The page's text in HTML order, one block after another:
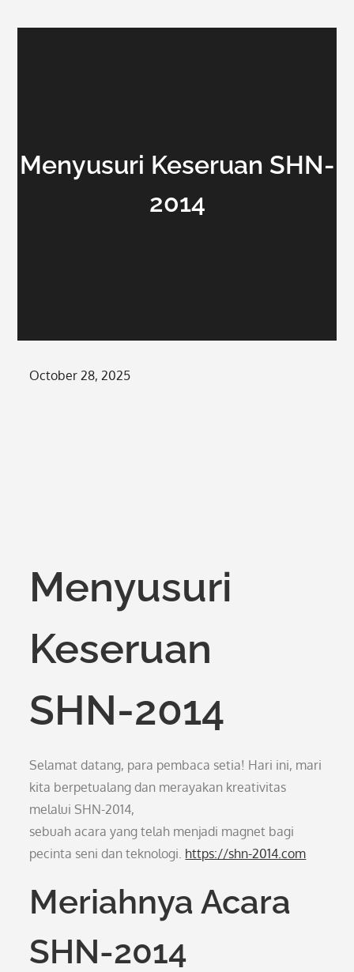
Menyusuri Keseruan SHN-
2014
Posted
October 28, 2025
Menyusuri
Keseruan
SHN-2014
Selamat datang, para pembaca setia! Hari ini, mari
kita berpetualang dan merayakan kreativitas
melalui SHN-2014,
sebuah acara yang telah menjadi magnet bagi
pecinta seni dan teknologi. https://shn-2014.com
Meriahnya Acara
SHN-2014